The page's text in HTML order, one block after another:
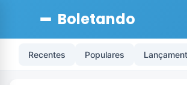
Boletando
Recentes Populares